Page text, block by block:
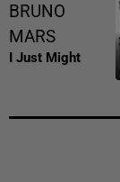
BRUNO
MARS
I Just Might